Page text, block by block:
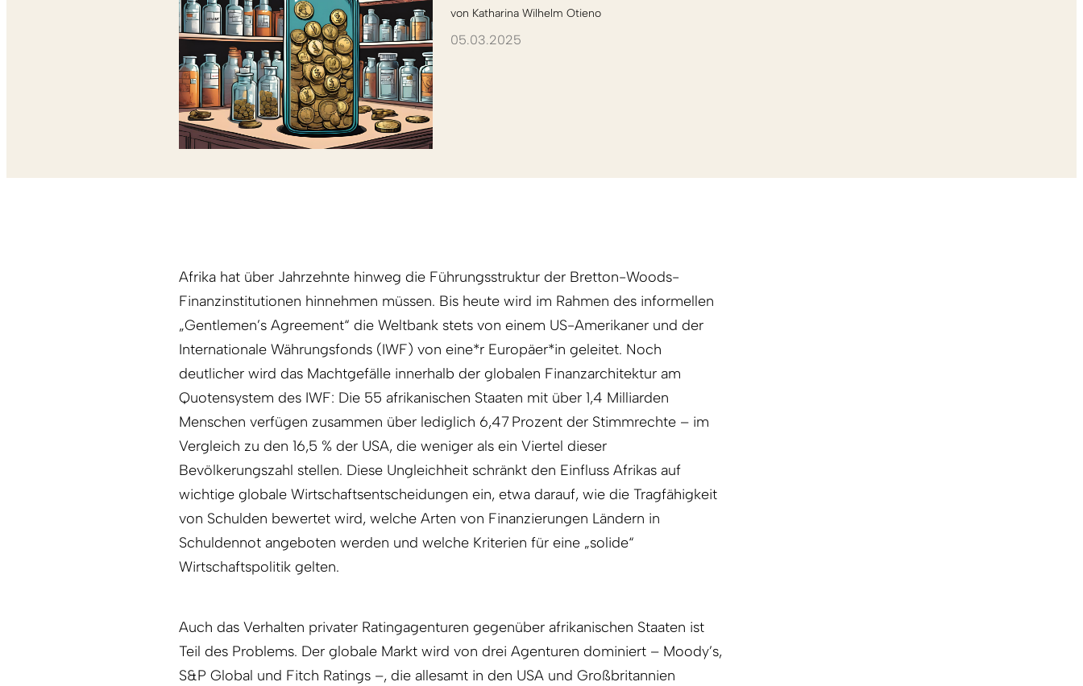
von Katharina Wilhelm Otieno
05.03.2025
Afrika hat über Jahrzehnte hinweg die Führungsstruktur der Bretton-Woods-
Finanzinstitutionen hinnehmen müssen. Bis heute wird im Rahmen des informellen
„Gentlemen’s Agreement“ die Weltbank stets von einem US-Amerikaner und der
Internationale Währungsfonds (IWF) von eine*r Europäer*in geleitet. Noch
deutlicher wird das Machtgefälle innerhalb der globalen Finanzarchitektur am
Quotensystem des IWF: Die 55 afrikanischen Staaten mit über 1,4 Milliarden
Menschen verfügen zusammen über lediglich 6,47 Prozent der Stimmrechte – im
Vergleich zu den 16,5 % der USA, die weniger als ein Viertel dieser
Bevölkerungszahl stellen. Diese Ungleichheit schränkt den Einfluss Afrikas auf
wichtige globale Wirtschaftsentscheidungen ein, etwa darauf, wie die Tragfähigkeit
von Schulden bewertet wird, welche Arten von Finanzierungen Ländern in
Schuldennot angeboten werden und welche Kriterien für eine „solide“
Wirtschaftspolitik gelten.
Auch das Verhalten privater Ratingagenturen gegenüber afrikanischen Staaten ist
Teil des Problems. Der globale Markt wird von drei Agenturen dominiert – Moody’s,
S&P Global und Fitch Ratings –, die allesamt in den USA und Großbritannien